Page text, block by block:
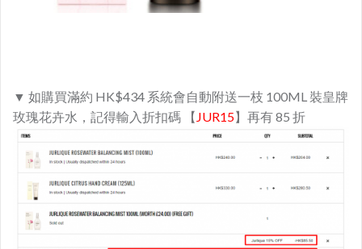
​▼ 如購買滿約 HK$434 系統會自動附送一枝 100ML 裝皇牌
玫瑰花卉水，記得輸入折扣碼 【 JUR15】再有 85 折